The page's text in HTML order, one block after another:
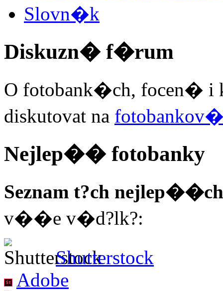
Slovn�k
Diskuzn� f�rum
O fotobank�ch, focen� i
diskutovat na
Nejlep�� fotobanky
Seznam t?ch
v��e v�d?lk?:
Shutterstock
Adobe